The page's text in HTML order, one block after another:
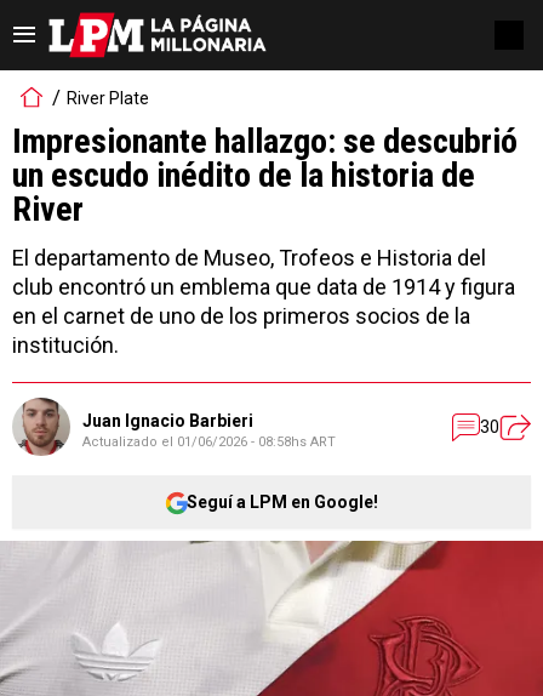
River Plate
Impresionante hallazgo: se descubrió
un escudo inédito de la historia de
River
El departamento de Museo, Trofeos e Historia del
club encontró un emblema que data de 1914 y figura
en el carnet de uno de los primeros socios de la
institución.
Juan Ignacio Barbieri
Actualizado el 01/06/2026 - 08:58hs ART
30
Seguí a LPM en Google!